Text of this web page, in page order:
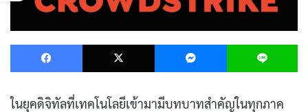
Facebook X Messenger
ในยุคดิจิทัลที่เทคโนโลยีเข้ามามีบทบาทสำคัญในทุกภาค